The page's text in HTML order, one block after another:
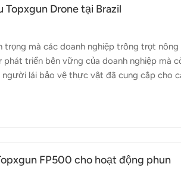
Drone tại Brazil
trọng mà các doanh nghiệp trồng trọt nông
triển bền vững của doanh nghiệp mà
lái bảo vệ thực vật đã cung cấp cho
mùa màng. Đồng thời, khi nhà sản
nào, linh hoạt và hiệu quả hơn so với máy
FP500 cho hoạt động phun